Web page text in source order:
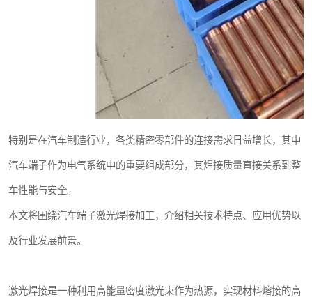
特别是在汽车制造行业，各类精密零部件的连接需求日益增长，其中
汽车端子作为电气系统中的重要组成部分，其焊接质量直接关系到整
车性能与安全。
本文将围绕汽车端子激光焊接加工，介绍相关技术特点、应用优势以
及行业发展前景。
激光焊接是一种利用高能量密度激光束作为热源，实现材料熔接的高